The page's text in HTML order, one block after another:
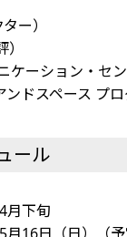
ー）
ーション・セン
ドスペース プロ
ール
月下旬